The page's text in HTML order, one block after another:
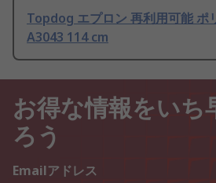
Topdog エプロン 再利用可能 ポ
A3043 114 cm
お得な情報をいち
ろう
Emailアドレス